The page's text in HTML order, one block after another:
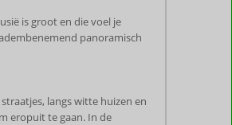
is groot en die voel je
panoramisch
langs witte huizen en
eropuit te gaan. In de